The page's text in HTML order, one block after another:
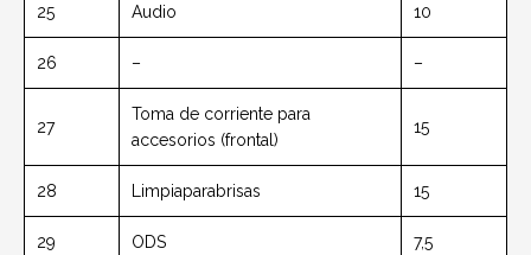
25 Audio 10
26 – –
27
Toma de corriente para
accesorios (frontal)
15
28 Limpiaparabrisas 15
29 ODS 7,5